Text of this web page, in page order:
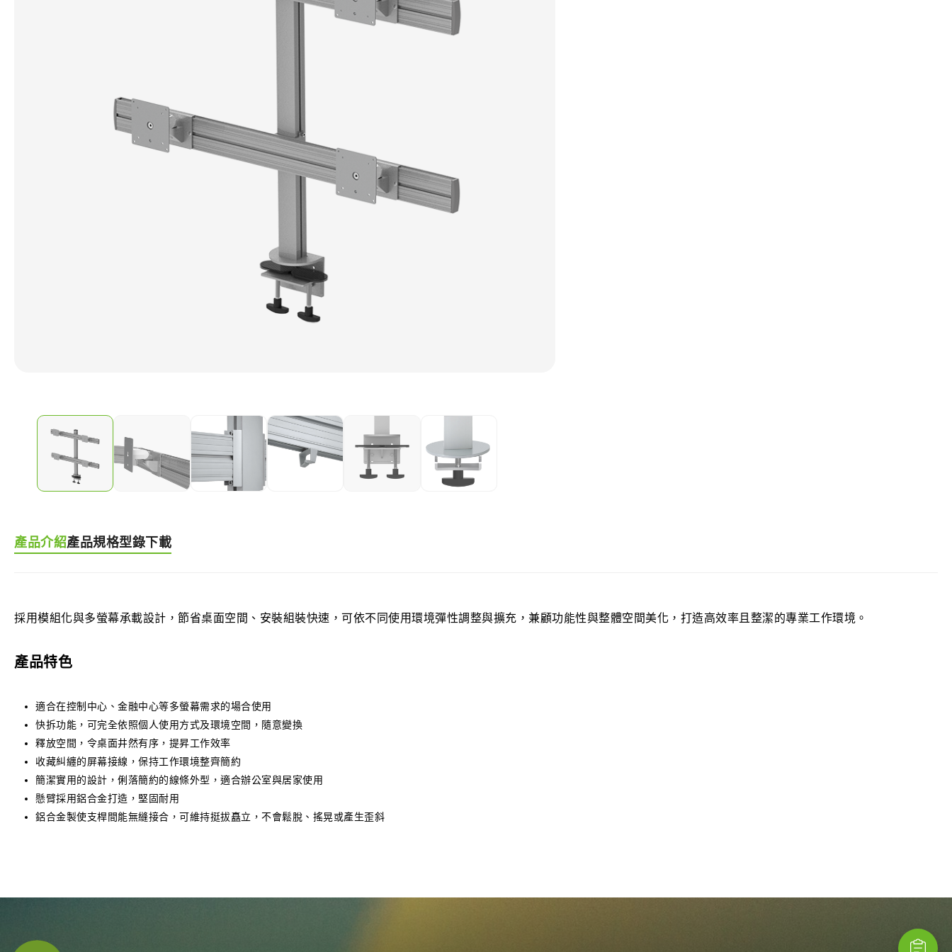
產品介紹產品規格型錄下載
採用模組化與多螢幕承載設計，節省桌面空間、安裝組裝快速，可依不同使用環境彈性調整與擴充，兼顧功能性與整體空間美化，打造高效率且整潔的專業工作環境。
產品特色
適合在控制中心、金融中心等多螢幕需求的場合使用
快拆功能，可完全依照個人使用方式及環境空間，隨意變換
釋放空間，令桌面井然有序，提昇工作效率
收藏糾纏的屏幕接線，保持工作環境整齊簡約
簡潔實用的設計，俐落簡約的線條外型，適合辦公室與居家使用
懸臂採用鋁合金打造，堅固耐用
鋁合金製使支桿間能無縫接合，可維持挺拔矗立，不會鬆脫、搖晃或產生歪斜